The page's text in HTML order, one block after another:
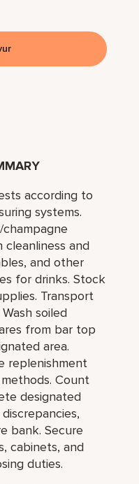
according to
systems.
and
and other
for drinks. Stock
Transport
soiled
from bar top
area.
replenishment
Count
designated
bank. Secure
cabinets, and
duties.